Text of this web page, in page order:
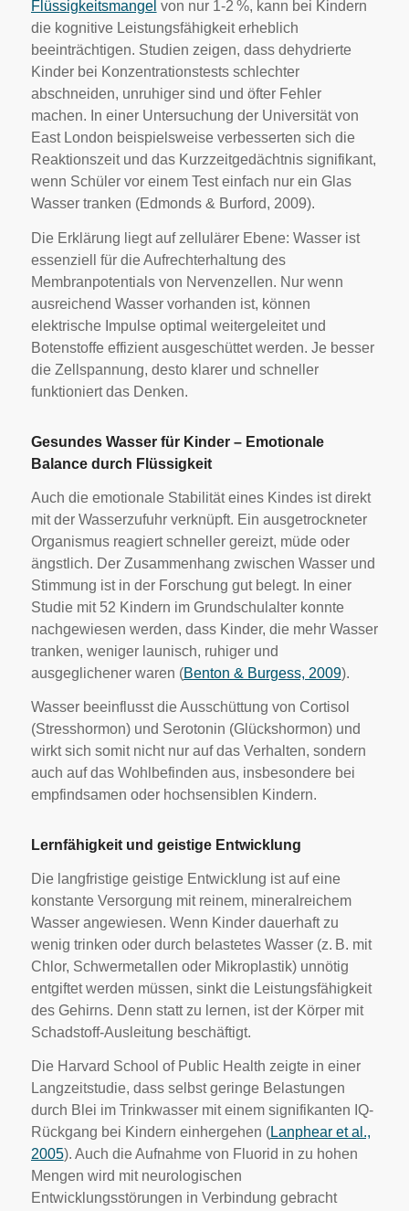
Flüssigkeitsmangel von nur 1-2 %, kann bei Kindern
die kognitive Leistungsfähigkeit erheblich
beeinträchtigen. Studien zeigen, dass dehydrierte
Kinder bei Konzentrationstests schlechter
abschneiden, unruhiger sind und öfter Fehler
machen. In einer Untersuchung der Universität von
East London beispielsweise verbesserten sich die
Reaktionszeit und das Kurzzeitgedächtnis signifikant,
wenn Schüler vor einem Test einfach nur ein Glas
Wasser tranken (Edmonds & Burford, 2009).
Die Erklärung liegt auf zellulärer Ebene: Wasser ist
essenziell für die Aufrechterhaltung des
Membranpotentials von Nervenzellen. Nur wenn
ausreichend Wasser vorhanden ist, können
elektrische Impulse optimal weitergeleitet und
Botenstoffe effizient ausgeschüttet werden. Je besser
die Zellspannung, desto klarer und schneller
funktioniert das Denken.
Gesundes Wasser für Kinder – Emotionale
Balance durch Flüssigkeit
Auch die emotionale Stabilität eines Kindes ist direkt
mit der Wasserzufuhr verknüpft. Ein ausgetrockneter
Organismus reagiert schneller gereizt, müde oder
ängstlich. Der Zusammenhang zwischen Wasser und
Stimmung ist in der Forschung gut belegt. In einer
Studie mit 52 Kindern im Grundschulalter konnte
nachgewiesen werden, dass Kinder, die mehr Wasser
tranken, weniger launisch, ruhiger und
ausgeglichener waren (Benton & Burgess, 2009).
Wasser beeinflusst die Ausschüttung von Cortisol
(Stresshormon) und Serotonin (Glückshormon) und
wirkt sich somit nicht nur auf das Verhalten, sondern
auch auf das Wohlbefinden aus, insbesondere bei
empfindsamen oder hochsensiblen Kindern.
Lernfähigkeit und geistige Entwicklung
Die langfristige geistige Entwicklung ist auf eine
konstante Versorgung mit reinem, mineralreichem
Wasser angewiesen. Wenn Kinder dauerhaft zu
wenig trinken oder durch belastetes Wasser (z. B. mit
Chlor, Schwermetallen oder Mikroplastik) unnötig
entgiftet werden müssen, sinkt die Leistungsfähigkeit
des Gehirns. Denn statt zu lernen, ist der Körper mit
Schadstoff-Ausleitung beschäftigt.
Die Harvard School of Public Health zeigte in einer
Langzeitstudie, dass selbst geringe Belastungen
durch Blei im Trinkwasser mit einem signifikanten IQ-
Rückgang bei Kindern einhergehen (Lanphear et al.,
2005). Auch die Aufnahme von Fluorid in zu hohen
Mengen wird mit neurologischen
Entwicklungsstörungen in Verbindung gebracht